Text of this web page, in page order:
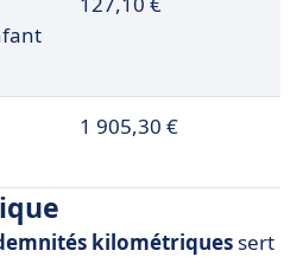
1 905,30 €
kilométriques sert